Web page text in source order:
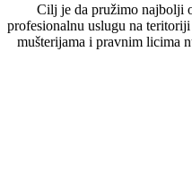
Cilj je da pružimo najbolji
profesionalnu uslugu na
mušterijama i pravnim licima